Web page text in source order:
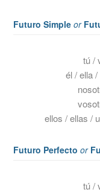
Futuro Simple or
tú /
él / ella /
ellos / ellas /
Futuro Perfecto or
tú /